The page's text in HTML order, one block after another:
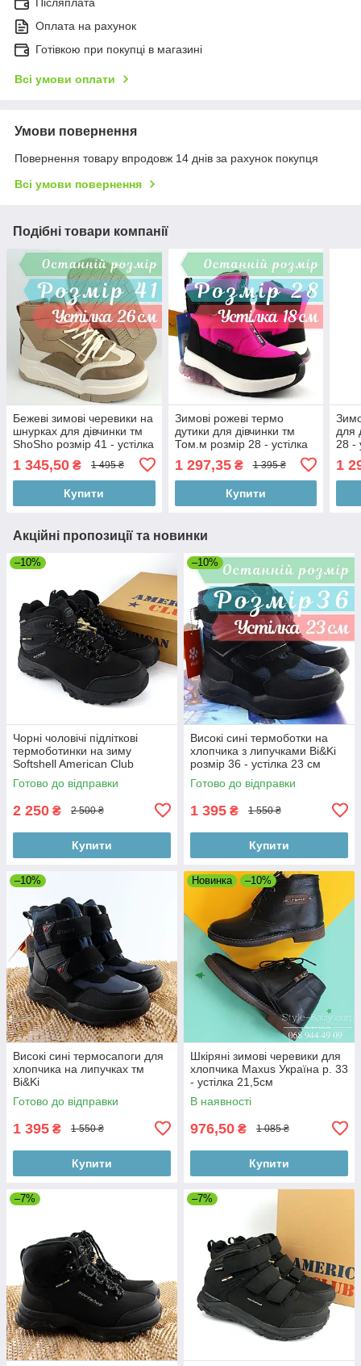
Післяплата
Оплата на рахунок
Готівкою при покупці в магазині
Всі умови оплати
Умови повернення
Повернення товару впродовж 14 днів за рахунок покупця
Всі умови повернення
Подібні товари компанії
Бежеві зимові черевики на
шнурках для дівчинки тм
ShoSho розмір 41 - устілка
1 345,50 ₴ 1 495 ₴
Купити
Зимові рожеві термо
дутики для дівчинки тм
Том.м розмір 28 - устілка
1 297,35₴ 1 395 ₴
Купити
для
28 -
1
Акційні пропозиції та новинки
–10%
Чорні чоловічі підліткові
термоботинки на зиму
Softshell American Club
розмір 43 - устілка 27,8 см
Готово до відправки
2 250 ₴ 2 500 ₴
Купити
–10%
Високі сині термоботки на
хлопчика з липучками Bi&Ki
розмір 36 - устілка 23 см
Готово до відправки
1 395 ₴ 1 550 ₴
Купити
–10%
Високі сині термосапоги для
хлопчика на липучках тм
Bi&Ki
Готово до відправки
1 395 ₴ 1 550 ₴
Купити
Новинка –10%
Шкіряні зимові черевики для
хлопчика Maxus Україна р. 33
- устілка 21,5см
В наявності
976,50 ₴ 1 085 ₴
Купити
–7% –7%